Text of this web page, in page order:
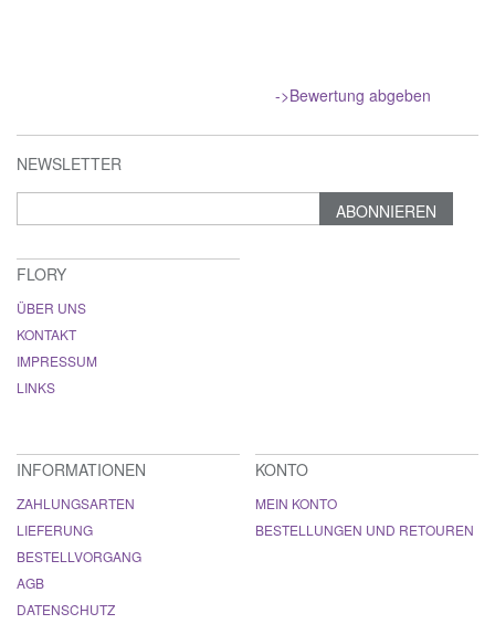
->Bewertung abgeben
NEWSLETTER
ABONNIEREN
FLORY
ÜBER UNS
KONTAKT
IMPRESSUM
LINKS
INFORMATIONEN
ZAHLUNGSARTEN
LIEFERUNG
BESTELLVORGANG
AGB
DATENSCHUTZ
KONTO
MEIN KONTO
BESTELLUNGEN UND RETOUREN